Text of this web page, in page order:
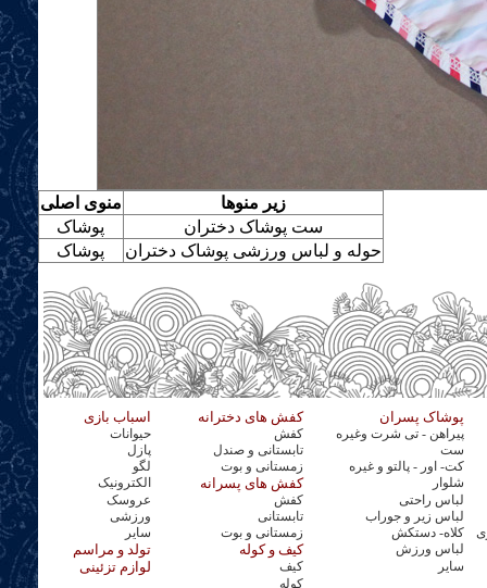
منوی اصلی
زیر منوها
پوشاک
ست پوشاک دختران
پوشاک
حوله و لباس ورزشی پوشاک دختران
اسباب بازی کفش های دخترانه پوشاک پسران
حیوانات کفش
پیراهن - تی شرت وغیره
پازل
تابستانی و صندل
ست
لگو
زمستانی و بوت
کت- اور - پالتو و غیره
الکترونیک
کفش های پسرانه
شلوار
عروسک
کفش
لباس راحتی
ورزشی
تابستانی
لباس زیر و جوراب
سایر
زمستانی و بوت کلاه- دستکش
تولد و مراسم کیف و کوله لباس ورزش
لوازم تزئینی کیف
سایر
کوله